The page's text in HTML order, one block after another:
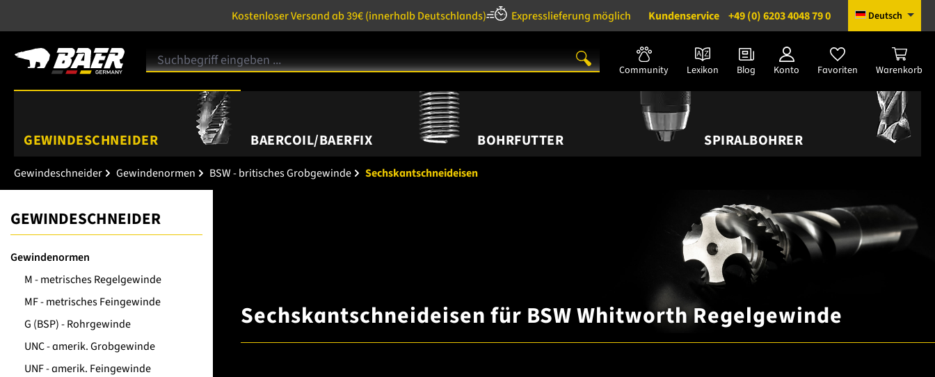
Kostenloser Versand ab 39€(innerhalb Deutschlands) Expresslieferung möglich Kundenservice +49 (0) 6203 4048 79 0 Deutsch
Community Lexikon Blog Konto Favoriten Warenkorb
GEWINDESCHNEIDER BAERCOIL/BAERFIX BOHRFUTTER SPIRALBOHRER
Gewindeschneider Gewindenormen BSW - britisches Grobgewinde Sechskantschneideisen
GEWINDESCHNEIDER
Gewindenormen
M - metrisches Regelgewinde
MF - metrisches Feingewinde
G (BSP) - Rohrgewinde
UNC - amerik. Grobgewinde
UNF - amerik. Feingewinde
Sechskantschneideisen für BSW Whitworth Regelgewinde